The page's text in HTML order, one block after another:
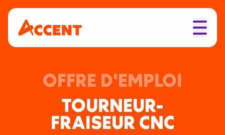
OFFRE D'EMPLOI
TOURNEUR-
FRAISEUR CNC